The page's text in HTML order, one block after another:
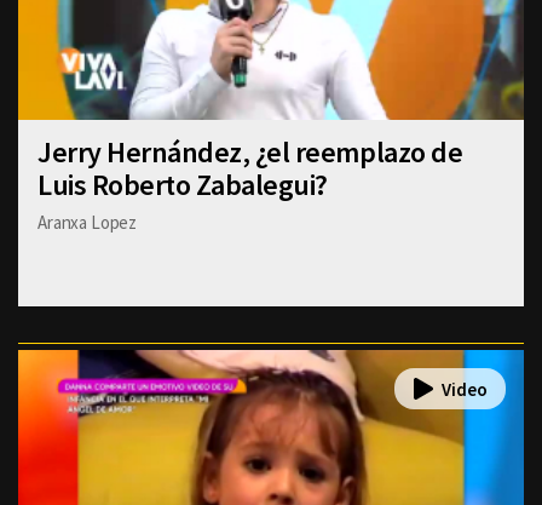
Jerry Hernández, ¿el reemplazo de
Luis Roberto Zabalegui?
Aranxa Lopez